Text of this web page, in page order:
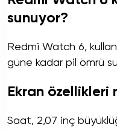
sunuyor?
Redmi Watch 6,
güne kadar pil ömrü
Ekran özellikleri
Saat, 2,07 inç